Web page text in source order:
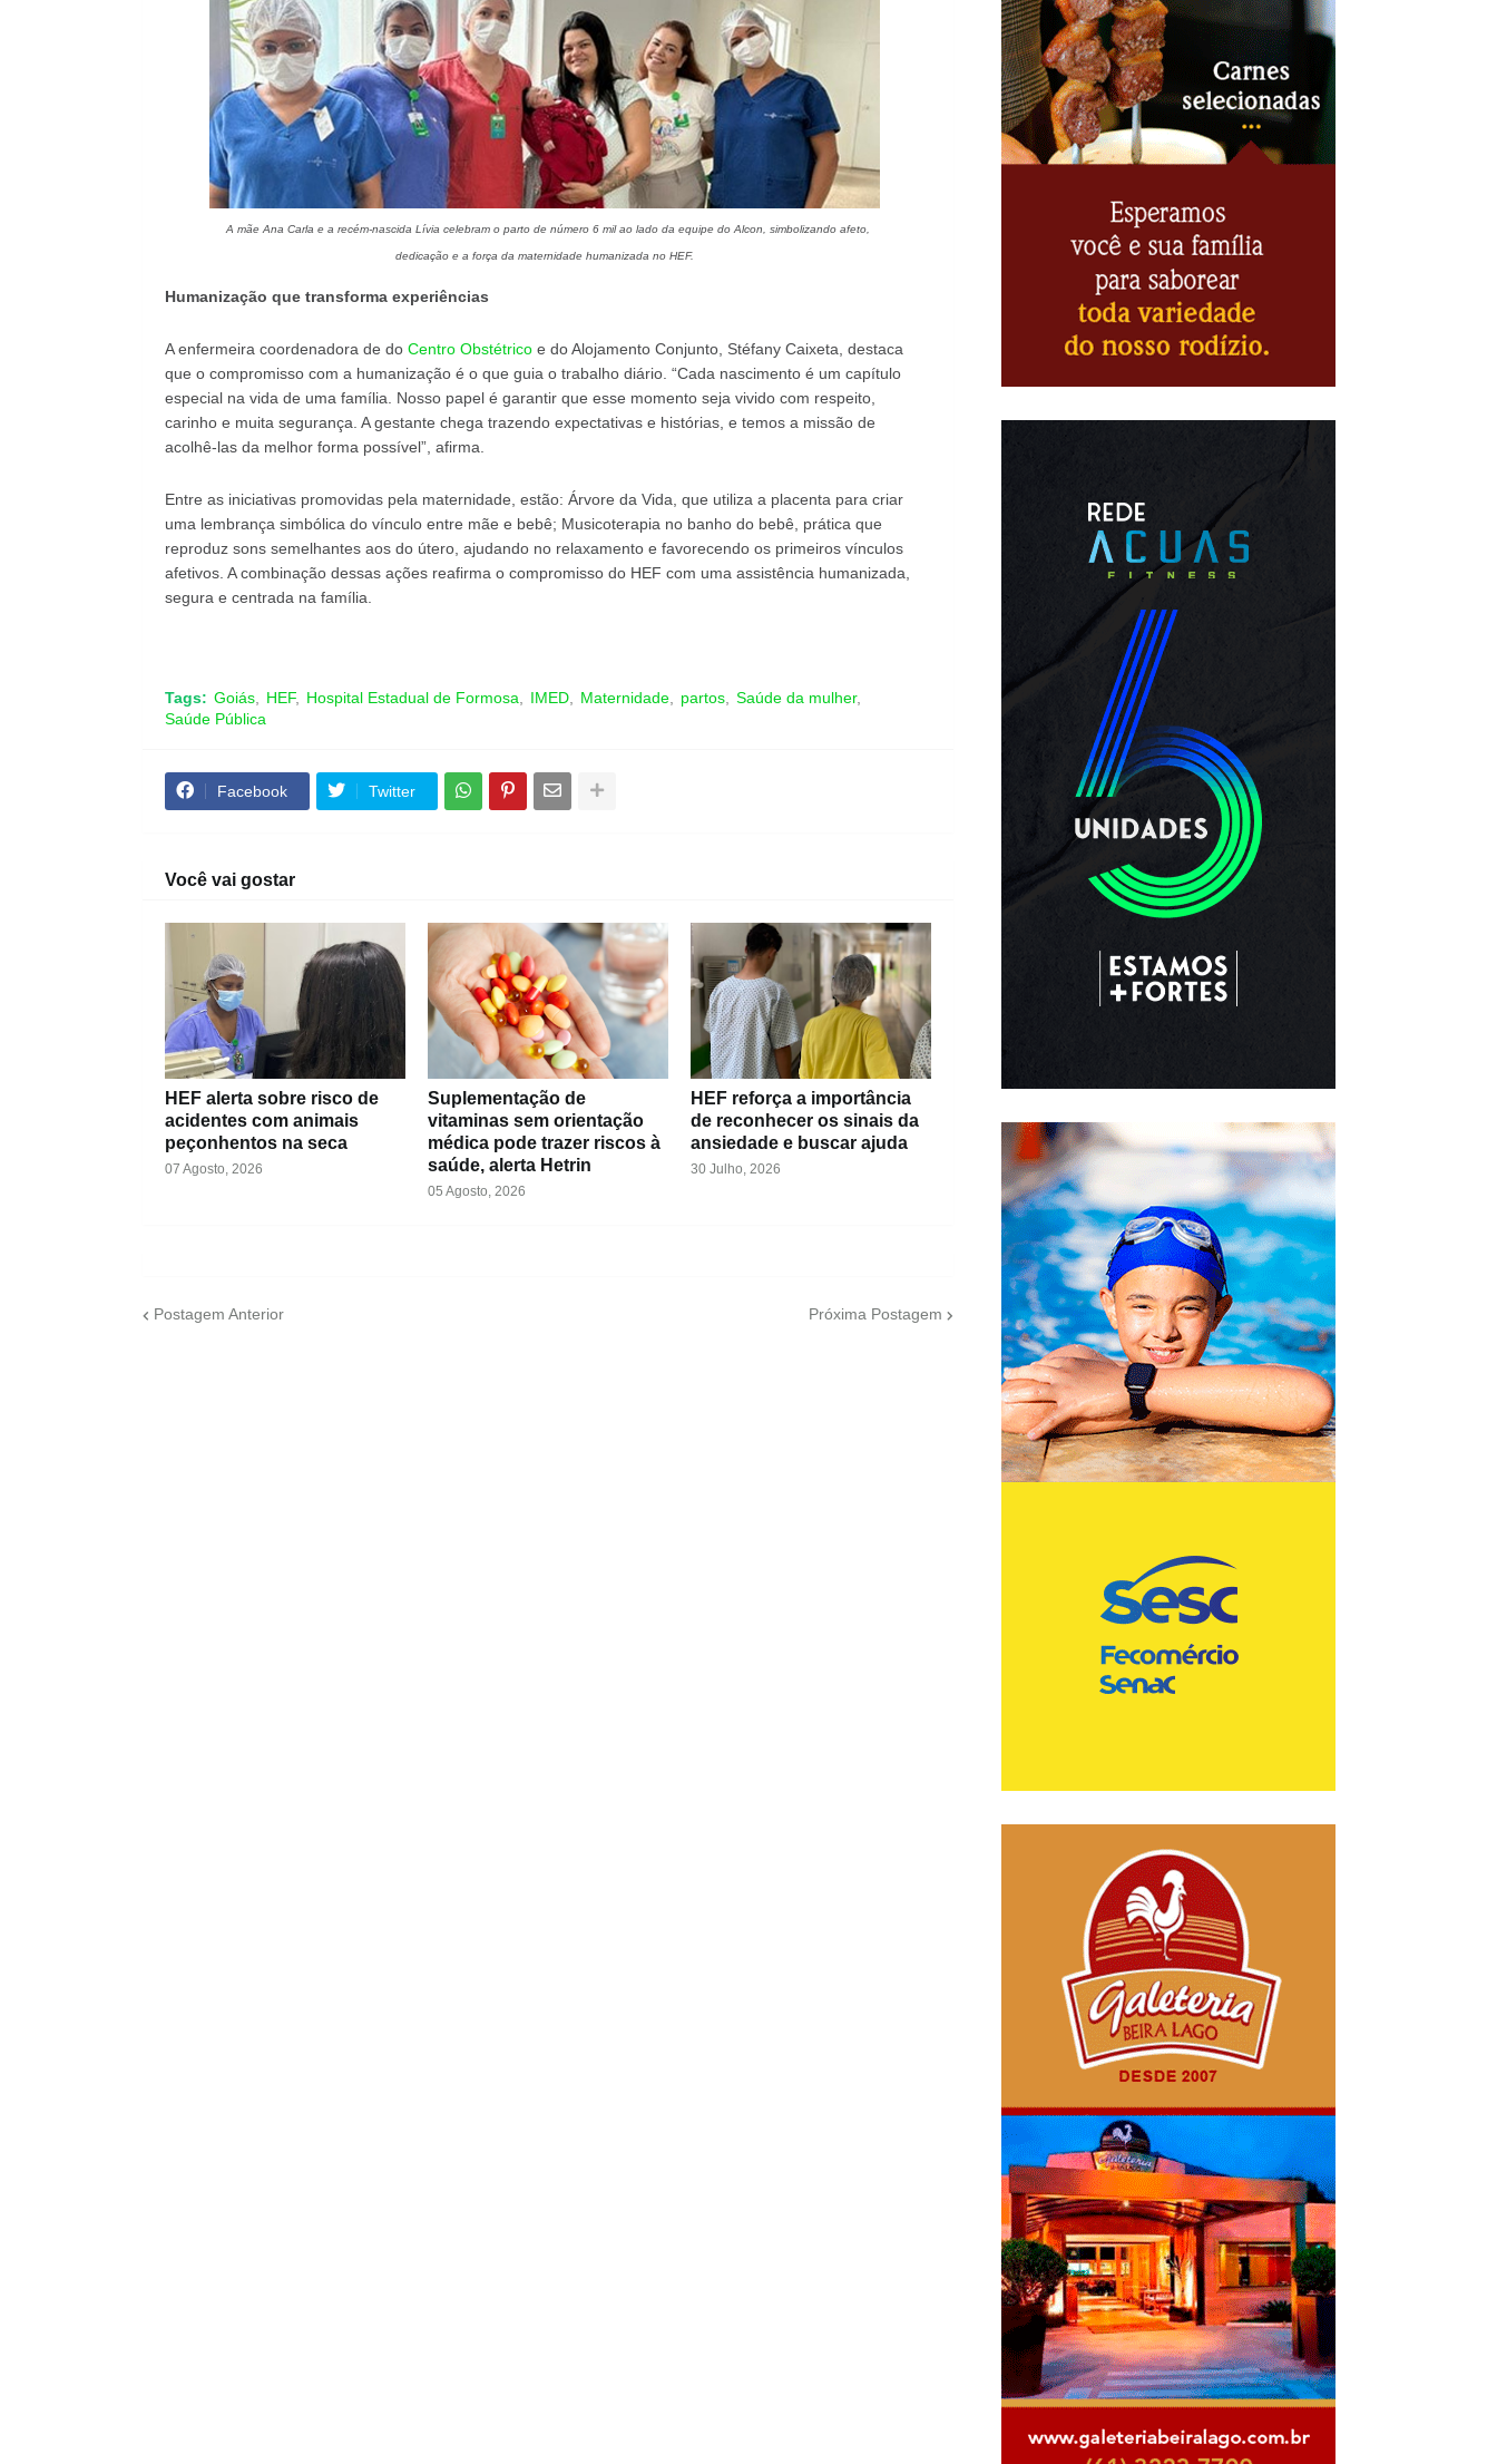
A mãe Ana Carla e a recém-nascida Lívia celebram o parto de número 6 mil ao lado da equipe do Alcon, simbolizando afeto,
dedicação e a força da maternidade humanizada no HEF.
Humanização que transforma experiências
A enfermeira coordenadora de do Centro Obstétricoe do Alojamento Conjunto, Stéfany Caixeta, destaca
que o compromisso com a humanização é o que guia o trabalho diário. “Cada nascimento é um capítulo
especial na vida de uma família. Nosso papel é garantir que esse momento seja vivido com respeito,
carinho e muita segurança. A gestante chega trazendo expectativas e histórias, e temos a missão de
acolhê-las da melhor forma possível”, afirma.
Entre as iniciativas promovidas pela maternidade, estão: Árvore da Vida, que utiliza a placenta para criar
uma lembrança simbólica do vínculo entre mãe e bebê; Musicoterapia no banho do bebê, prática que
reproduz sons semelhantes aos do útero, ajudando no relaxamento e favorecendo os primeiros vínculos
afetivos. A combinação dessas ações reafirma o compromisso do HEF com uma assistência humanizada,
segura e centrada na família.
Tags: Goiás HEF Hospital Estadual de Formosa IMED Maternidade partos
Saúde da mulher
Saúde Pública
Facebook Twitter
Você vai gostar
HEF alerta sobre risco de
acidentes com animais
peçonhentos na seca
07 Agosto, 2026
Suplementação de
vitaminas sem orientação
médica pode trazer riscos à
saúde, alerta Hetrin
05 Agosto, 2026
HEF reforça a importância
de reconhecer os sinais da
ansiedade e buscar ajuda
30 Julho, 2026
Postagem Anterior Próxima Postagem